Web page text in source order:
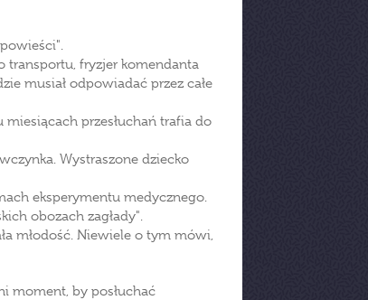
transportu, fryzjer komendanta
musiał odpowiadać przez całe
przesłuchań trafia do
Wystraszone dziecko
eksperymentu medycznego.
obozach zagłady".
młodość. Niewiele o tym mówi,
moment, by posłuchać